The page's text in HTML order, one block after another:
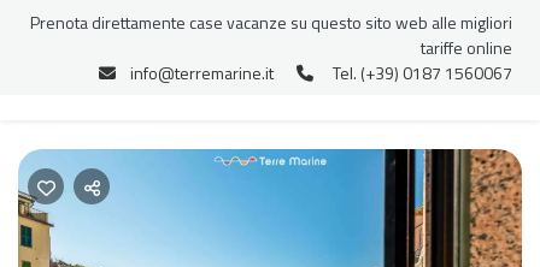
Prenota direttamente case vacanze su questo sito web alle migliori
tariffe online
info@terremarine.it
Tel. (+39) 0187 1560067